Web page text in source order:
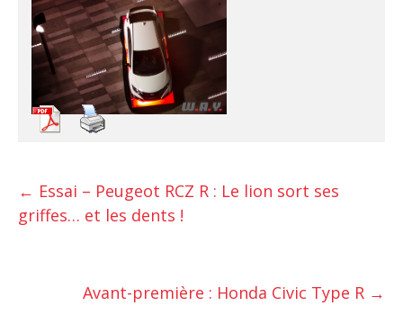
← Essai – Peugeot RCZ R : Le lion sort ses
griffes… et les dents !
Avant-première : Honda Civic Type R →